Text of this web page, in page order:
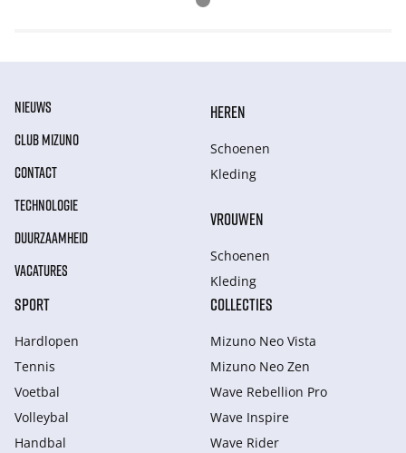
NIEUWS
CLUB MIZUNO
CONTACT
TECHNOLOGIE
DUURZAAMHEID
VACATURES
HEREN
Schoenen
Kleding
VROUWEN
Schoenen
Kleding
SPORT
Hardlopen
Tennis
Voetbal
Volleybal
Handbal
COLLECTIES
Mizuno Neo Vista
Mizuno Neo Zen
Wave Rebellion Pro
Wave Inspire
Wave Rider